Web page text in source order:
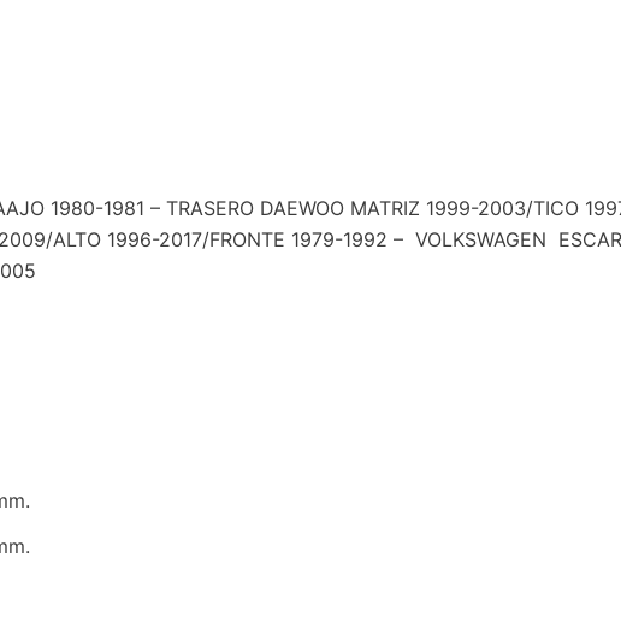
1980-1981 – TRASERO DAEWOO MATRIZ 1999-2003/TICO
ALTO 1996-2017/FRONTE 1979-1992 – VOLKSWAGEN